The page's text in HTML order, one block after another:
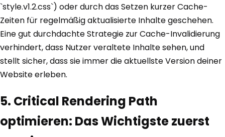
`style.v1.2.css`) oder durch das Setzen kurzer Cache-
Zeiten für regelmäßig aktualisierte Inhalte geschehen.
Eine gut durchdachte Strategie zur Cache-Invalidierung
verhindert, dass Nutzer veraltete Inhalte sehen, und
stellt sicher, dass sie immer die aktuellste Version deiner
Website erleben.
5. Critical Rendering Path
optimieren: Das Wichtigste zuerst